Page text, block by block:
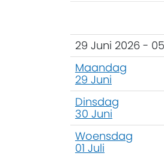
29 Juni 2026 -
Maandag
29 Juni
Dinsdag
30 Juni
Woensdag
01 Juli